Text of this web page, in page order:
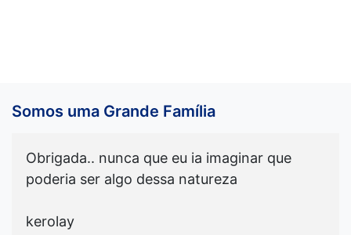
Somos uma Grande Família
Obrigada.. nunca que eu ia imaginar que
poderia ser algo dessa natureza
kerolay